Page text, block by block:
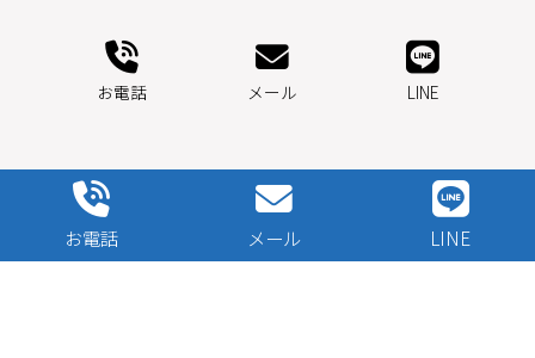
お電話 メール LINE
お電話 メール LINE
© Copyright 2026 孔雀画廊. All rights reserved.